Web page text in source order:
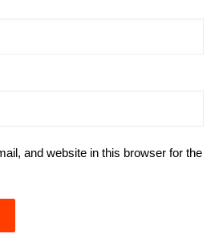
and website in this browser for the